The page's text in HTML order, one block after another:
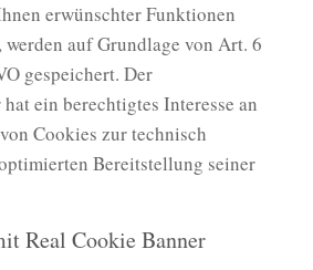
erwünschter Funktionen
auf Grundlage von Art. 6
gespeichert. Der
ein berechtigtes Interesse an
Cookies zur technisch
Bereitstellung seiner
Real Cookie Banner